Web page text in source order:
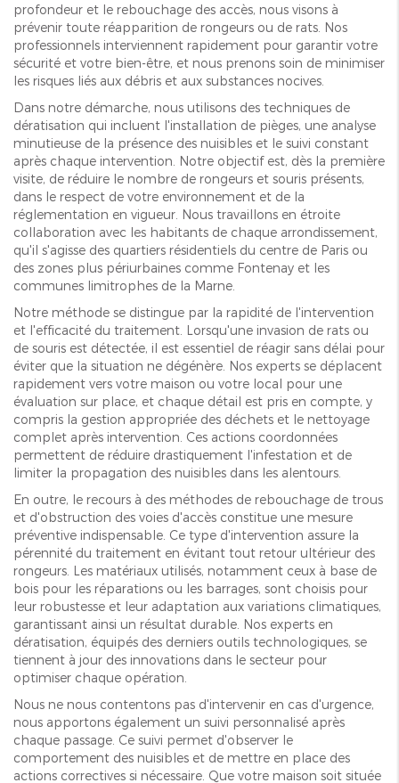
profondeur et le rebouchage des accès, nous visons à
prévenir toute réapparition de rongeurs ou de rats. Nos
professionnels interviennent rapidement pour garantir votre
sécurité et votre bien-être, et nous prenons soin de minimiser
les risques liés aux débris et aux substances nocives.
Dans notre démarche, nous utilisons des techniques de
dératisation qui incluent l'installation de pièges, une analyse
minutieuse de la présence des nuisibles et le suivi constant
après chaque intervention. Notre objectif est, dès la première
visite, de réduire le nombre de rongeurs et souris présents,
dans le respect de votre environnement et de la
réglementation en vigueur. Nous travaillons en étroite
collaboration avec les habitants de chaque arrondissement,
qu'il s'agisse des quartiers résidentiels du centre de Paris ou
des zones plus périurbaines comme Fontenay et les
communes limitrophes de la Marne.
Notre méthode se distingue par la rapidité de l'intervention
et l'efficacité du traitement. Lorsqu'une invasion de rats ou
de souris est détectée, il est essentiel de réagir sans délai pour
éviter que la situation ne dégénère. Nos experts se déplacent
rapidement vers votre maison ou votre local pour une
évaluation sur place, et chaque détail est pris en compte, y
compris la gestion appropriée des déchets et le nettoyage
complet après intervention. Ces actions coordonnées
permettent de réduire drastiquement l'infestation et de
limiter la propagation des nuisibles dans les alentours.
En outre, le recours à des méthodes de rebouchage de trous
et d'obstruction des voies d'accès constitue une mesure
préventive indispensable. Ce type d'intervention assure la
pérennité du traitement en évitant tout retour ultérieur des
rongeurs. Les matériaux utilisés, notamment ceux à base de
bois pour les réparations ou les barrages, sont choisis pour
leur robustesse et leur adaptation aux variations climatiques,
garantissant ainsi un résultat durable. Nos experts en
dératisation, équipés des derniers outils technologiques, se
tiennent à jour des innovations dans le secteur pour
optimiser chaque opération.
Nous ne nous contentons pas d'intervenir en cas d'urgence,
nous apportons également un suivi personnalisé après
chaque passage. Ce suivi permet d'observer le
comportement des nuisibles et de mettre en place des
actions correctives si nécessaire. Que votre maison soit située